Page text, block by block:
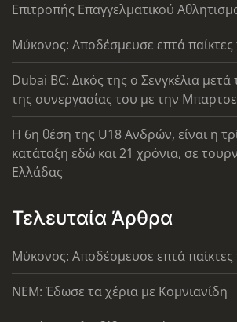
Επιτροπής Επαγγελματικού
Μύκονος: Αποδέσμευσε επτά παίκτες
Dubai BC: Δικός της ο Σενγκέλια
της συνεργασίας του με την
Η 6η θέση της U18 Ανδρών, είναι η
κατάταξη εδώ και 21 χρόνια, σε
Ελλάδας
Τελευταία Άρθρα
Μύκονος: Αποδέσμευσε επτά παίκτες
ΝΕΜ: Έδωσε τα χέρια με Κομνιανίδη